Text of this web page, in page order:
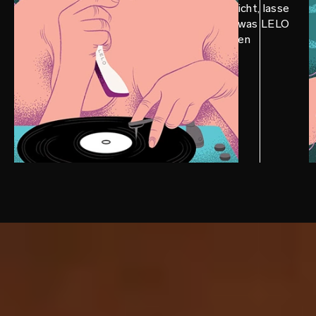
Bringe dich in Stimmung: Dimme das Licht, lasse
entspannende Musik laufen und gib etwas LELO
Personal Moisturizer-Gleitgel auf deinen
SMART WAND™ 2 Large.